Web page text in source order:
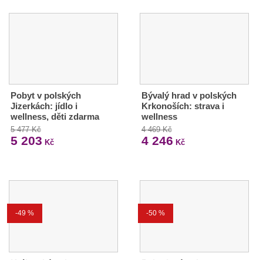
Pobyt v polských
Jizerkách: jídlo i
wellness, děti zdarma
5 477 Kč
5 203 Kč
Bývalý hrad v polských
Krkonoších: strava i
wellness
4 469 Kč
4 246 Kč
-49 % -50 %